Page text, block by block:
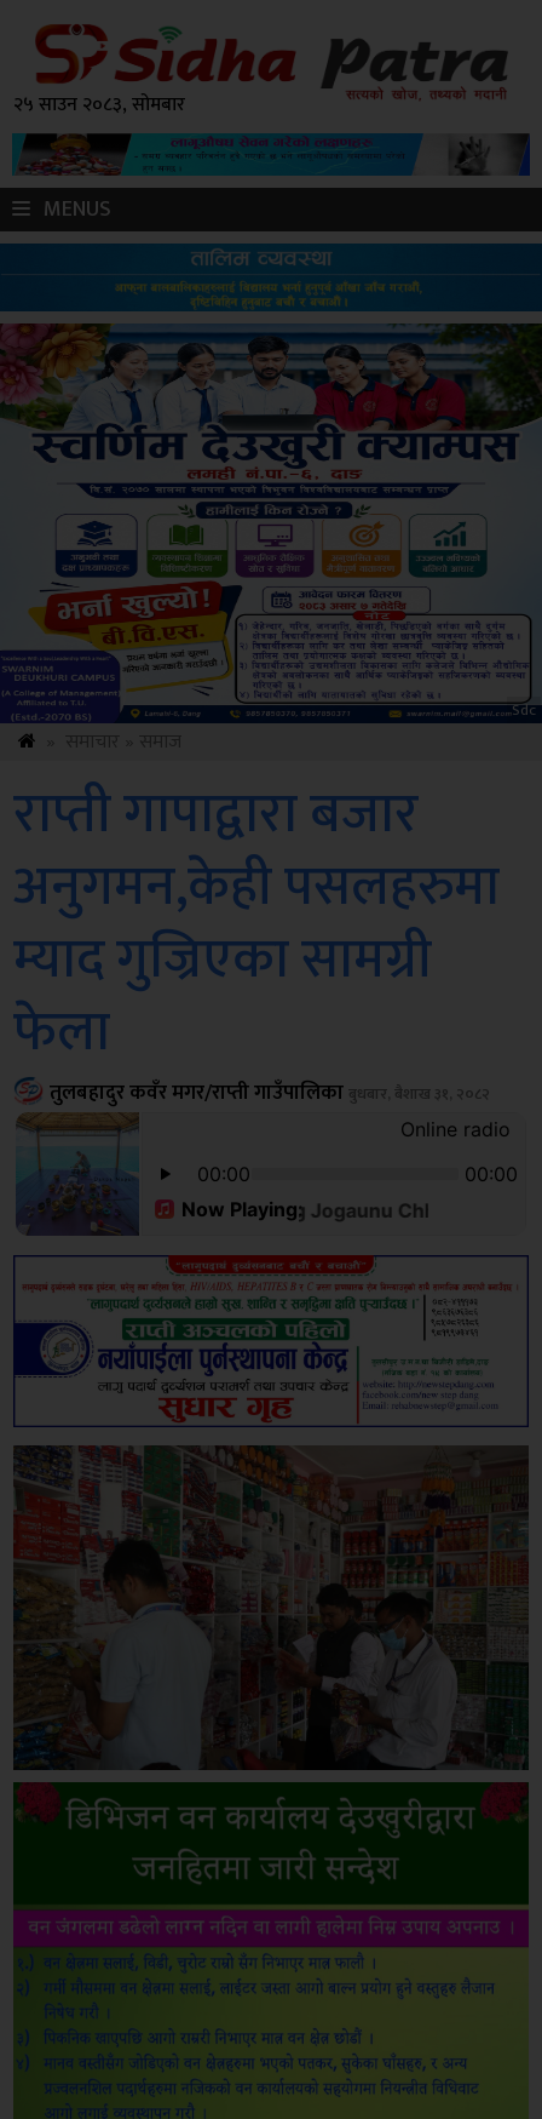
२५ साउन २०८३, सोमबार
MENUS
ksbus
राप्ती गापाद्वारा बजार
अनुगमन,केही पसलहरुमा
म्याद गुज्रिएका सामग्री
फेला
तुलबहादुर कवँर मगर/राप्ती गाउँपालिकाबुधबार, बैशाख ३१, २०८२